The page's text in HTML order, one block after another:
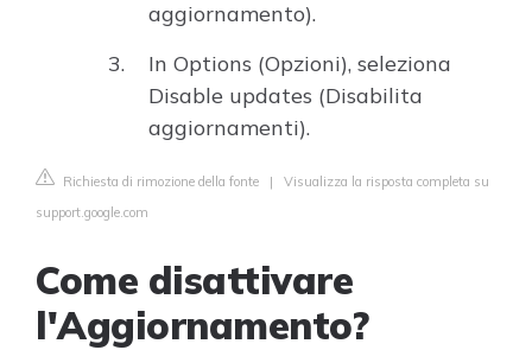
aggiornamento).
In Options (Opzioni), seleziona
Disable updates (Disabilita
aggiornamenti).
Richiesta di rimozione della fonte | Visualizza la risposta completa su
support.google.com
Come disattivare
l'Aggiornamento?